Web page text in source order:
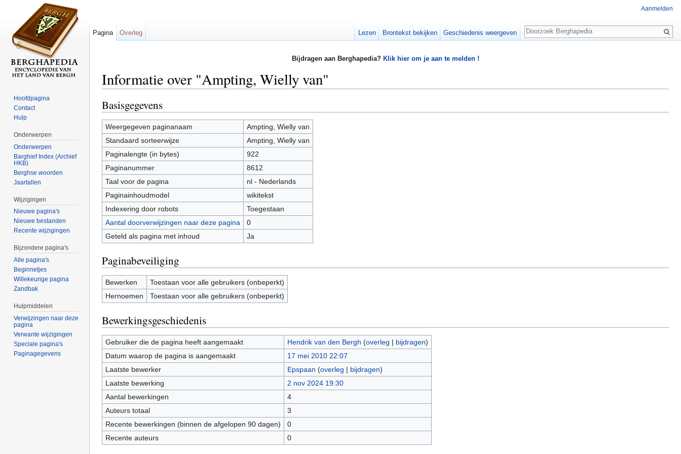
Bijdragen aan Berghapedia? Klik hier om je aan te melden !
Informatie over "Ampting, Wielly van"
Basisgegevens
Weergegeven paginanaam
Ampting, Wielly van
Standaard sorteerwijze
Ampting, Wielly van
Paginalengte (in bytes)
922
Paginanummer
8612
Taal voor de pagina
nl - Nederlands
Paginainhoudmodel
wikitekst
Indexering door robots
Toegestaan
Aantal doorverwijzingen naar deze pagina
0
Geteld als pagina met inhoud
Ja
Paginabeveiliging
Bewerken
Toestaan voor alle gebruikers (onbeperkt)
Hernoemen
Toestaan voor alle gebruikers (onbeperkt)
Bewerkingsgeschiedenis
Gebruiker die de pagina heeft aangemaakt Hendrik van den Bergh (overleg | bijdragen)
Datum waarop de pagina is aangemaakt
17 mei 2010 22:07
Laatste bewerker
Epspaan (overleg | bijdragen)
Laatste bewerking
2 nov 2024 19:30
Aantal bewerkingen
4
Auteurs totaal
3
Recente bewerkingen (binnen de afgelopen 90 dagen)
0
Recente auteurs
0
Aanmelden
Pagina Overleg Lezen Brontekst bekijken Geschiedenis weergeven
Zoeken
Hoofdpagina
Contact
Hulp
Onderwerpen
Onderwerpen
Barghief Index (Archief
HKB)
Berghse woorden
Jaartallen
Wijzigingen
Nieuwe pagina's
Nieuwe bestanden
Recente wijzigingen
Bijzondere pagina's
Alle pagina's
Beginnetjes
Willekeurige pagina
Zandbak
Hulpmiddelen
Verwijzingen naar deze
pagina
Verwante wijzigingen
Speciale pagina's
Paginagegevens